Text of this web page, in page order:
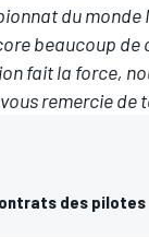
du monde
beaucoup de
fait la force,
remercie de
des pilotes